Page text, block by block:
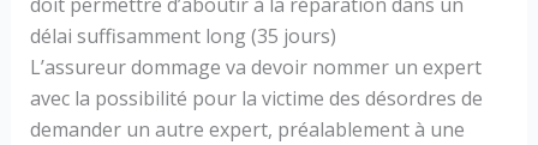
délai suffisamment long (35 jours)
L’assureur dommage va devoir nommer un expert
avec la possibilité pour la victime des désordres de
demander un autre expert, préalablement à une